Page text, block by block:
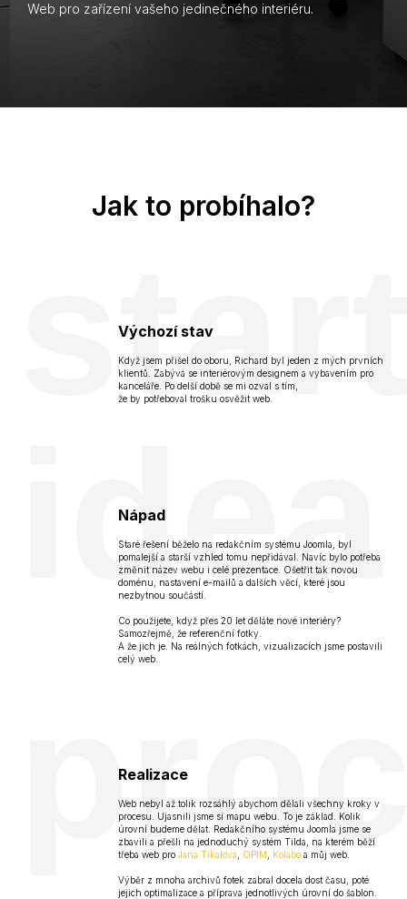
Web pro zařízení vašeho jedinečného interiéru.
Jak to probíhalo?
Výchozí stav
Když jsem přišel do oboru, Richard byl jeden z mých prvních
klientů. Zabývá se interiérovým designem a vybavením pro
kanceláře. Po delší době se mi ozval s tím,
že by potřeboval trošku osvěžit web.
Nápad
Staré řešení běželo na redakčním systému Joomla, byl
pomalejší a starší vzhled tomu nepřidával. Navíc bylo potřeba
změnit název webu i celé prezentace. Ošetřit tak novou
doménu, nastavení e-mailů a dalších věcí, které jsou
nezbytnou součástí.
Co použijete, když přes 20 let děláte nové interiéry?
Samozřejmě, že referenční fotky.
A že jich je. Na reálných fotkách, vizualizacích jsme postavili
celý web.
idea
Realizace
Web nebyl až tolik rozsáhlý abychom dělali všechny kroky v
procesu. Ujasnili jsme si mapu webu. To je základ. Kolik
úrovní budeme dělat. Redakčního systému Joomla jsme se
zbavili a přešli na jednoduchý systém Tilda, na kterém běží
třeba web pro Jana Tikalová OPIM Kolabo a můj web.
Výběr z mnoha archivů fotek zabral docela dost času, poté
jejich optimalizace a příprava jednotlivých úrovní do šablon.